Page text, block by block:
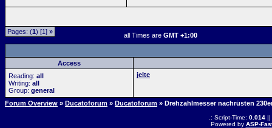
Pages: (1) [1] » all Times are GMT +1:00
Access
Reading: all
Writing: all
Group: general
jelte
Forum Overview » Ducatoforum » Ducatoforum » Drehzahlmesser nachrüsten
.: Script-Time: 0.014||
Powered by ASP-